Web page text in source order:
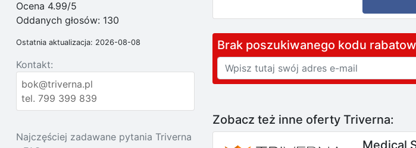
Ocena 4.99/5
Oddanych głosów: 130
Ostatnia aktualizacja: 2026-08-08
Kontakt:
bok@triverna.pl
tel. 799 399 839
Najczęściej zadawane pytania Triverna
Brak poszukiwanego kodu
Zobacz też inne oferty Triverna:
Medical